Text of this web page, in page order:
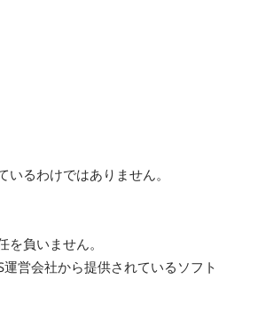
るわけではありません。
負いません。
営会社から提供されているソフト